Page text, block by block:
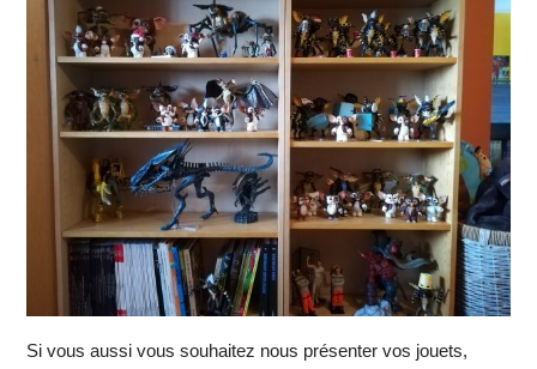
Si vous aussi vous souhaitez nous présenter vos jouets,